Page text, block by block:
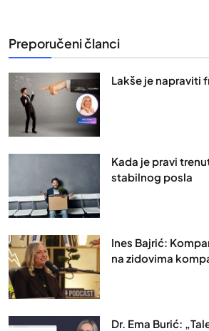
Preporučeni članci
Lakše je napraviti
Kada je pravi
stabilnog posla
Ines Bajrić:
na zidovima
Dr. Ema Burić: